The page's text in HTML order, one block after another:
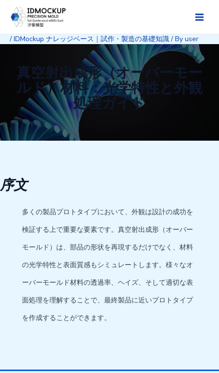
Main
/ IDMockup ナレッジベース｜試作・製造の基礎知識/ By user
真空射出成形（オーバーモー
ルド）材料：光学特性と外観
処理ガイド
序文
多くの製品プロトタイプにおいて、外観は設計の成功を
検証する上で重要な要素です。真空射出成形（オーバー
モールド）は、部品の形状を再現するだけでなく、材料
の光学特性と表面質感もシミュレートします。様々なオ
ーバーモールド材料の透過率、ヘイズ、そして適切な表
面処理を理解することで、最終製品に近いプロトタイプ
を作成することができます。